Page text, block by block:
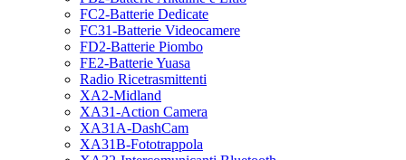
FC2-Batterie Dedicate
FC31-Batterie Videocamere
FD2-Batterie Piombo
FE2-Batterie Yuasa
Radio Ricetrasmittenti
XA2-Midland
XA31-Action Camera
XA31A-DashCam
XA31B-Fototrappola